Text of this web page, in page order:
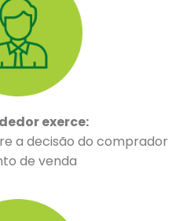
exerce:
a decisão do comprador
de venda